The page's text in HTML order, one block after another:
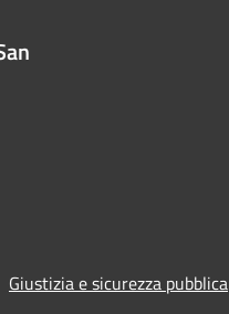
Giustizia e sicurezza pubblica